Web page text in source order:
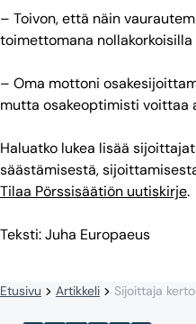
– Toivon, että näin
toimettomana
– Oma mottoni
mutta osakeoptimisti voittaa
Haluatko lukea lisää
säästämisestä,
Tilaa Pörssisäätiön uutiskirje.
Teksti: Juha Europaeus
Etusivu Artikkeli